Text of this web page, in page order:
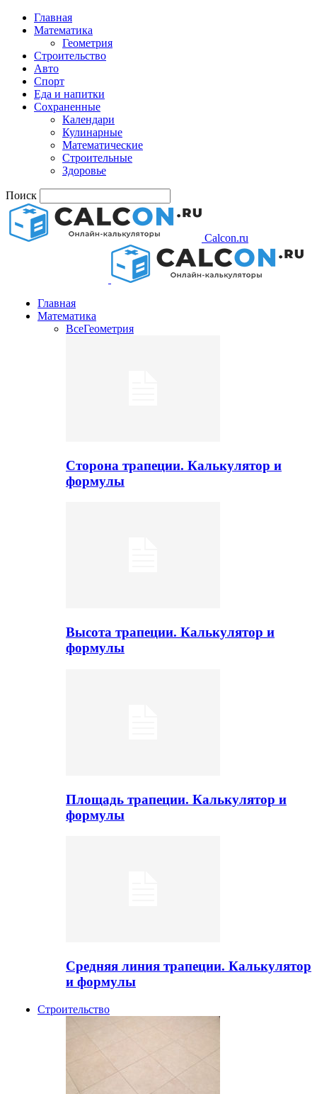
Главная
Математика
Геометрия
Строительство
Авто
Спорт
Еда и напитки
Сохраненные
Календари
Кулинарные
Математические
Строительные
Здоровье
Поиск
Calcon.ru
Главная
Математика
ВсеГеометрия
Сторона трапеции. Калькулятор и
формулы
Высота трапеции. Калькулятор и
формулы
Площадь трапеции. Калькулятор и
формулы
Средняя линия трапеции. Калькулятор
и формулы
Строительство